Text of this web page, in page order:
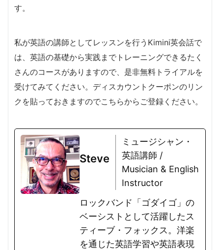
す。
私が英語の講師としてレッスンを行うKimini英会話で
は、英語の基礎から実践までトレーニングできるたく
さんのコースがありますので、是非無料トライアルを
受けてみてください。ディスカウントクーポンのリン
クを貼っておきますのでこちらからご登録ください。
Steve
ミュージシャン・
英語講師 /
Musician & English
Instructor
ロックバンド「ゴダイゴ」の
ベーシストとして活躍したス
ティーブ・フォックス。洋楽
を通じた英語学習や英語表現